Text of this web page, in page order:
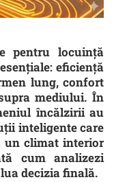
pentru locuință
eficiență
lung, confort
mediului. În
încălzirii au
inteligente care
un climat interior
cum analizezi
decizia finală.